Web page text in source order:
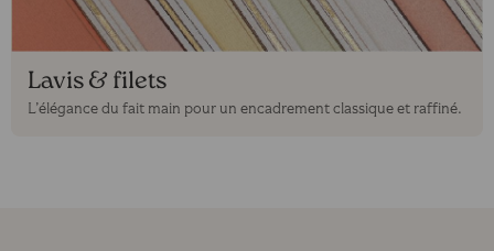
Lavis & filets
L’élégance du fait main pour un encadrement classique et raffiné.